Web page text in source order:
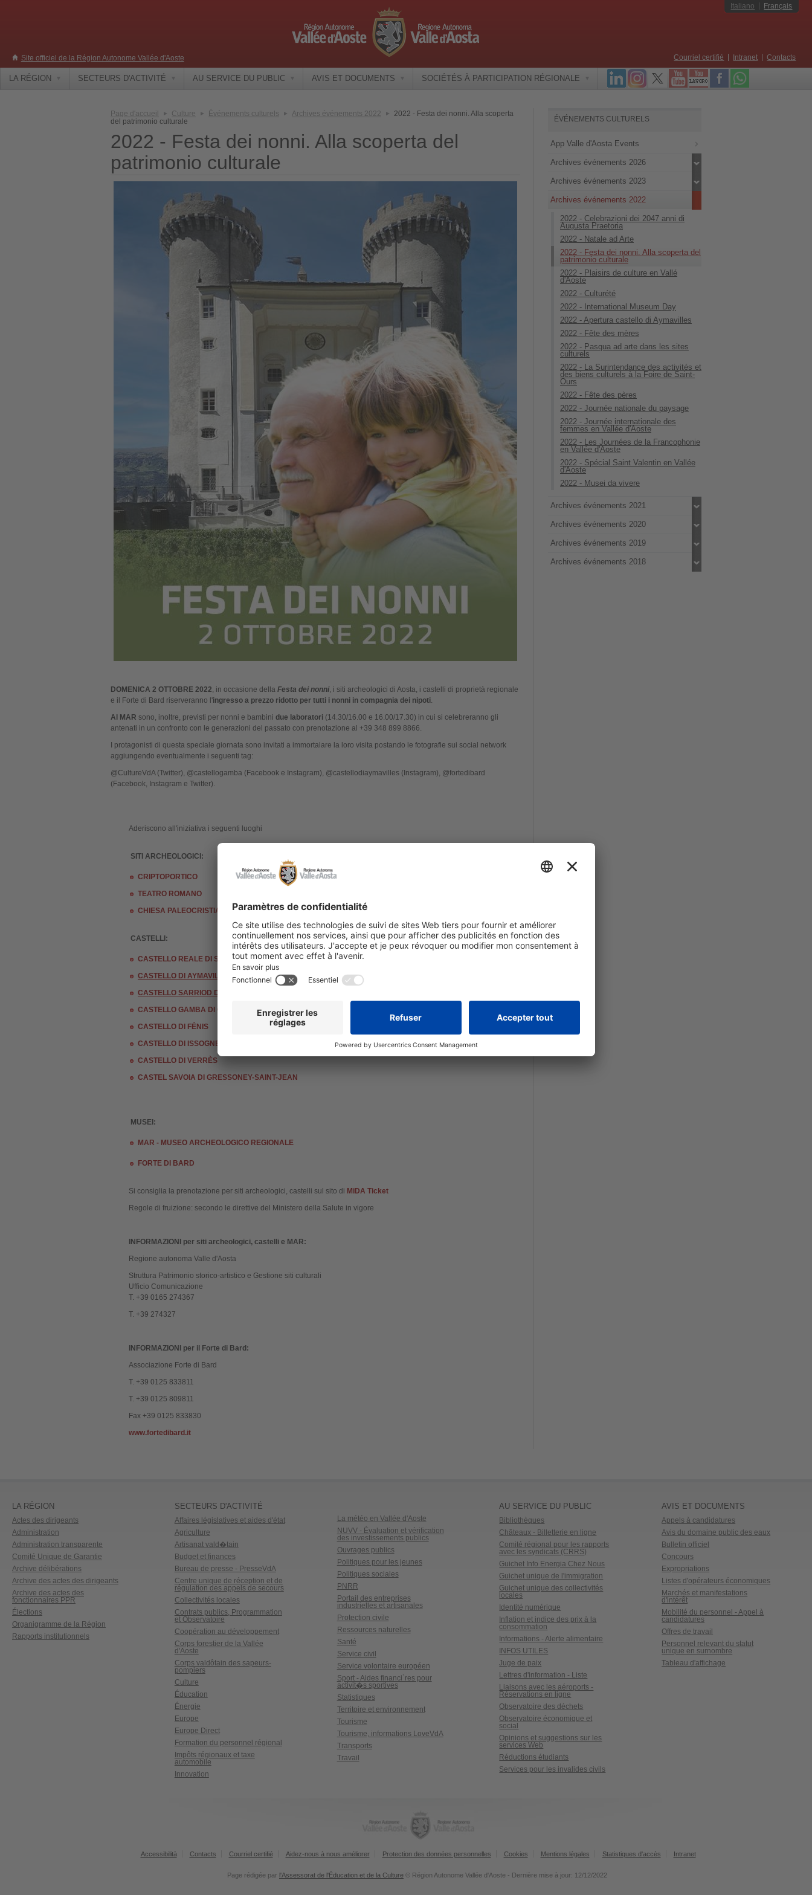
Site officiel de la Région Autonome Vallée d'Aoste
Italiano Français
Courriel certifié Intranet Contacts
LA RÉGION SECTEURS D'ACTIVITÉ AU SERVICE DU PUBLIC AVIS ET DOCUMENTS SOCIÉTÉS À PARTICIPATION RÉGIONALE
Page d'accueil Culture Événements culturels Archives événements 2022
2022 - Festa dei nonni. Alla scoperta
del patrimonio culturale
2022 - Festa dei nonni. Alla scoperta del
patrimonio culturale
DOMENICA 2 OTTOBRE 2022, in occasione della Festa dei nonni, i siti archeologici di Aosta, i castelli di proprietà regionale
e il Forte di Bard riserveranno l'ingresso a prezzo ridotto per tutti i nonni in compagnia dei nipoti.
Al MAR sono, inoltre, previsti per nonni e bambini due laboratori (14.30/16.00 e 16.00/17.30) in cui si celebreranno gli
antenati in un confronto con le generazioni del passato con prenotazione al +39 348 899 8866.
I protagonisti di questa speciale giornata sono invitati a immortalare la loro visita postando le fotografie sui social network
aggiungendo eventualmente i seguenti tag:
@CultureVdA (Twitter), @castellogamba (Facebook e Instagram), @castellodiaymavilles (Instagram), @fortedibard
(Facebook, Instagram e Twitter).
Aderiscono all'iniziativa i seguenti luoghi
S ITI ARCHEOLOGICI:
CRIPTOPORTICO
TEATRO ROMANO
CHIESA PALEOCRISTIANA DI SAN LORENZO
CASTELLI:
CASTELLO REALE DI SARRE
CASTELLO DI AYMAVILLES
CASTELLO SARRIOD DE LA TOUR A SAINT-PIERRE
CASTELLO GAMBA DI CHÂTILLON
CASTELLO DI FÉNIS
CASTELLO DI ISSOGNE
CASTELLO DI VERRÈS
CASTEL SAVOIA DI GRESSONEY-SAINT-JEAN
MUSEI:
MAR - MUSEO ARCHEOLOGICO REGIONALE
FORTE DI BARD
Si consiglia la prenotazione per siti archeologici, castelli sul sito di MiDA Ticket
Regole di fruizione: secondo le direttive del Ministero della Salute in vigore
INFORMAZIONI per siti archeologici, castelli e MAR:
Regione autonoma Valle d'Aosta
Struttura Patrimonio storico-artistico e Gestione siti culturali
Ufficio Comunicazione
T. +39 0165 274367
T. +39 274327
INFORMAZIONI per il Forte di Bard:
Associazione Forte di Bard
T. +39 0125 833811
T. +39 0125 809811
Fax +39 0125 833830
www.fortedibard.it
ÉVÉNEMENTS CULTURELS
App Valle d'Aosta Events
Archives événements 2026
Archives événements 2023
Archives événements 2022
2022 - Celebrazioni dei 2047 anni di
Augusta Praetoria
2022 - Natale ad Arte
2022 - Festa dei nonni. Alla scoperta del
patrimonio culturale
2022 - Plaisirs de culture en Vallé
d'Aoste
2022 - Culturété
2022 - International Museum Day
2022 - Apertura castello di Aymavilles
2022 - Fête des mères
2022 - Pasqua ad arte dans les sites
culturels
2022 - La Surintendance des activités et
des biens culturels à la Foire de Saint-
Ours
2022 - Fête des pères
2022 - Journée nationale du paysage
2022 - Journée internationale des
femmes en Vallée d'Aoste
2022 - Les Journées de la Francophonie
en Vallée d'Aoste
2022 - Spécial Saint Valentin en Vallée
d'Aoste
2022 - Musei da vivere
Archives événements 2021
Archives événements 2020
Archives événements 2019
Archives événements 2018
LA RÉGION
Actes des dirigeants
Administration
Administration transparente
Comité Unique de Garantie
Archive délibérations
Archive des actes des dirigeants
Archive des actes des
fonctionnaires PPR
Élections
Organigramme de la Région
Rapports institutionnels
SECTEURS D'ACTIVITÉ
Affaires législatives et aides d'état
Agriculture
Artisanat vald�tain
Budget et finances
Bureau de presse - PresseVdA
Centre unique de réception et de
régulation des appels de secours
Collectivités locales
Contrats publics, Programmation
et Observatoire
Coopération au développement
Corps forestier de la Vallée
d'Aoste
Corps valdôtain des sapeurs-
pompiers
Culture
Éducation
Énergie
Europe
Europe Direct
Formation du personnel régional
Impôts régionaux et taxe
automobile
Innovation
La météo en Vallée d'Aoste
NUVV - Évaluation et vérification
des investissements publics
Ouvrages publics
Politiques pour les jeunes
Politiques sociales
PNRR
Portail des entreprises
industrielles et artisanales
Protection civile
Ressources naturelles
Santé
Service civil
Service volontaire européen
Sport - Aides financi`res pour
activit�s sportives
Statistiques
Territoire et environnement
Tourisme
Tourisme, informations LoveVdA
Transports
Travail
AU SERVICE DU PUBLIC
Bibliothèques
Châteaux - Billetterie en ligne
Comité régional pour les rapports
avec les syndicats (CRRS)
Guichet Info Energia Chez Nous
Guichet unique de l'immigration
Guichet unique des collectivités
locales
Identité numérique
Inflation et indice des prix à la
consommation
Informations - Alerte alimentaire
INFOS UTILES
Juge de paix
Lettres d'information - Liste
Liaisons avec les aéroports -
Réservations en ligne
Observatoire des déchets
Observatoire économique et
social
Opinions et suggestions sur les
services Web
Réductions étudiants
Services pour les invalides civils
AVIS ET DOCUMENTS
Appels à candidatures
Avis du domaine public des eaux
Bulletin officiel
Concours
Expropriations
Listes d'opérateurs économiques
Marchés et manifestations
d'intérêt
Mobilité du personnel - Appel à
candidatures
Offres de travail
Personnel relevant du statut
unique en surnombre
Tableau d'affichage
Accessibilità Contacts Courriel certifié Aidez-nous à nous améliorer Protection des données personnelles Cookies Mentions légales Statistiques d'accès Intranet
Page rédigée par l'Assessorat de l'Éducation et de la Culture © Région Autonome Vallée d'Aoste - Dernière mise à jour: 12/12/2022